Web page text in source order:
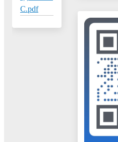
С.pdf